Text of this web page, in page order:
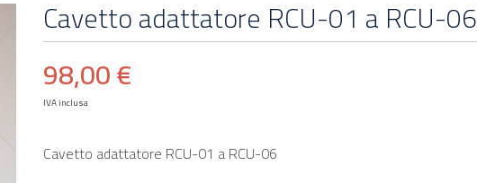
Cavetto adattatore RCU-01 a RCU-06
98,00 €
IVA inclusa
Cavetto adattatore RCU-01 a RCU-06